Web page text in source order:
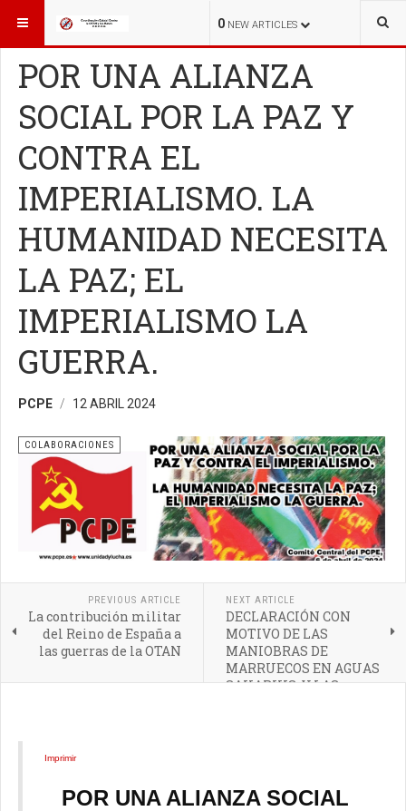
0 NEW ARTICLES
ESTÁ AQUÍ: COLABORACIONES COLABORACIONES
POR UNA ALIANZA
SOCIAL POR LA PAZ Y
CONTRA EL
IMPERIALISMO. LA
HUMANIDAD NECESITA
LA PAZ; EL
IMPERIALISMO LA
GUERRA.
PCPE 12 ABRIL 2024
COLABORACIONES
PREVIOUS ARTICLE
La contribución militar
del Reino de España a
las guerras de la OTAN
NEXT ARTICLE
DECLARACIÓN CON
MOTIVO DE LAS
MANIOBRAS DE
MARRUECOS EN AGUAS
SAHARUIS, Y LAS
Imprimir
POR UNA ALIANZA SOCIAL